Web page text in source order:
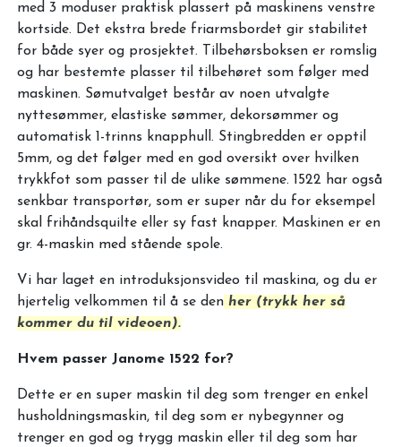
med 3 moduser praktisk plassert på maskinens venstre
kortside. Det ekstra brede friarmsbordet gir stabilitet
for både syer og prosjektet. Tilbehørsboksen er romslig
og har bestemte plasser til tilbehøret som følger med
maskinen. Sømutvalget består av noen utvalgte
nyttesømmer, elastiske sømmer, dekorsømmer og
automatisk 1-trinns knapphull. Stingbredden er opptil
5mm, og det følger med en god oversikt over hvilken
trykkfot som passer til de ulike sømmene. 1522 har også
senkbar transportør, som er super når du for eksempel
skal frihåndsquilte eller sy fast knapper. Maskinen er en
gr. 4-maskin med stående spole.
Vi har laget en introduksjonsvideo til maskina, og du er
hjertelig velkommen til å se den her (trykk her så
kommer du til videoen).
Hvem passer Janome 1522 for?
Dette er en super maskin til deg som trenger en enkel
husholdningsmaskin, til deg som er nybegynner og
trenger en god og trygg maskin eller til deg som har